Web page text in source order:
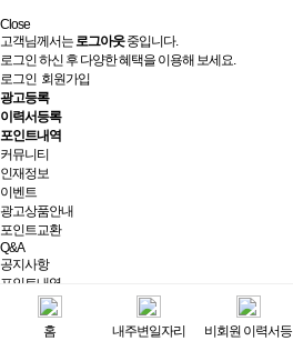
홈 내주변일자리 비회원 이력서등
Close
고객님께서는로그아웃중입니다.
로그인 하신 후 다양한 혜택을 이용해 보세요.
로그인 회원가입
광고등록
이력서등록
포인트내역
커뮤니티
인재정보
이벤트
광고상품안내
포인트교환
Q&A
공지사항
포인트내역
제휴/광고문의
실시간상담